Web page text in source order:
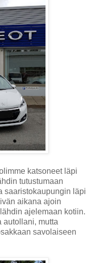
katsoneet läpi
tutustumaan
saaristokaupungin läpi
aikana ajoin
ajelemaan kotiin.
autollani, mutta
savolaiseen